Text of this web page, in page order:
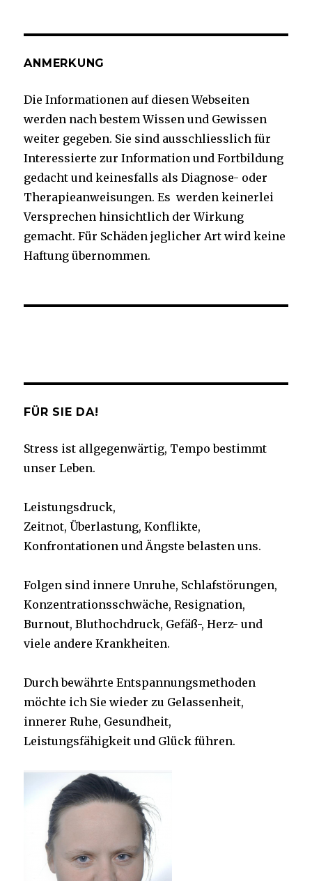
ANMERKUNG
Die Informationen auf diesen Webseiten
werden nach bestem Wissen und Gewissen
weiter gegeben. Sie sind ausschliesslich für
Interessierte zur Information und Fortbildung
gedacht und keinesfalls als Diagnose- oder
Therapieanweisungen. Es werden keinerlei
Versprechen hinsichtlich der Wirkung
gemacht. Für Schäden jeglicher Art wird keine
Haftung übernommen.
FÜR SIE DA!
Stress ist allgegenwärtig, Tempo bestimmt
unser Leben.
Leistungsdruck,
Zeitnot, Überlastung, Konflikte,
Konfrontationen und Ängste belasten uns.
Folgen sind innere Unruhe, Schlafstörungen,
Konzentrationsschwäche, Resignation,
Burnout, Bluthochdruck, Gefäß-, Herz- und
viele andere Krankheiten.
Durch bewährte Entspannungsmethoden
möchte ich Sie wieder zu Gelassenheit,
innerer Ruhe, Gesundheit,
Leistungsfähigkeit und Glück führen.